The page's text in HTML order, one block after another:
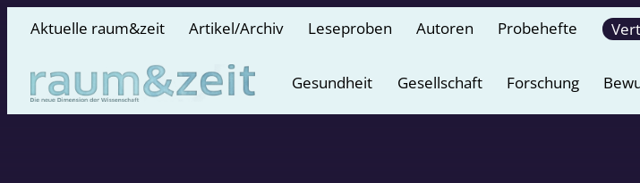
Aktuelle raum&zeit Artikel/Archiv Leseproben Autoren Probehefte
Gesundheit Gesellschaft Forschung